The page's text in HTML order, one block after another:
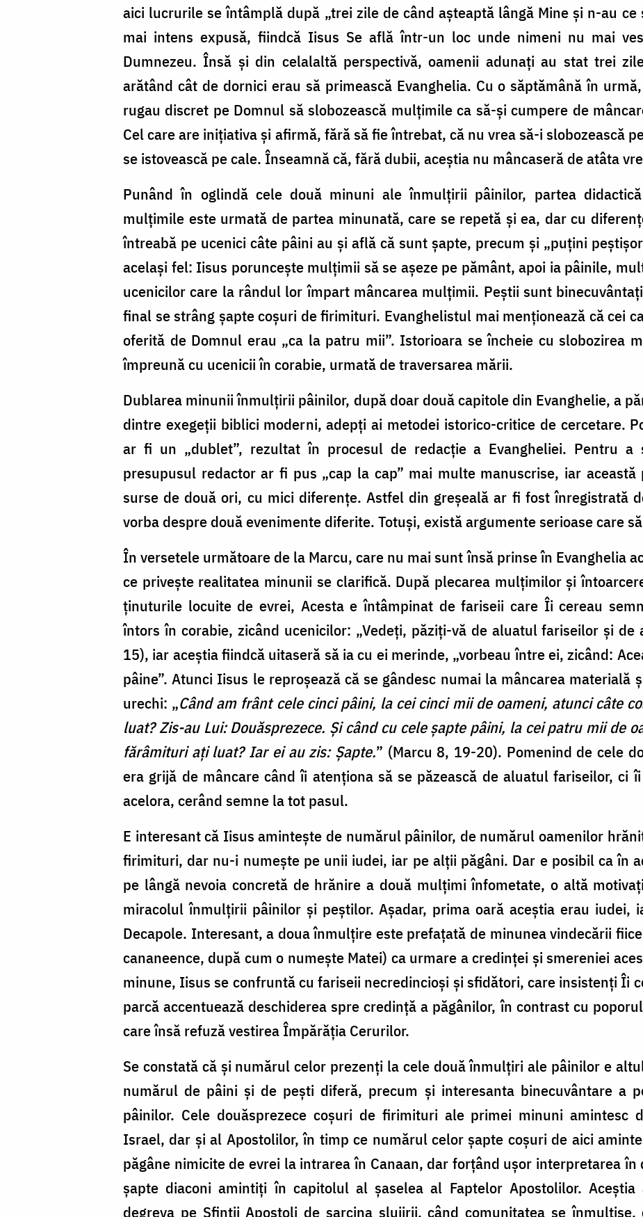
aici lucrurile se întâmplă după „trei zile de când așteaptă lângă Mine și n-au ce
mai intens expusă, fiindcă Iisus Se află într-un loc unde nimeni nu mai
Dumnezeu. Însă și din celalaltă perspectivă, oamenii adunați au stat trei
arătând cât de dornici erau să primească Evanghelia. Cu o săptămână în
rugau discret pe Domnul să slobozească mulțimile ca să-și cumpere de
Cel care are inițiativa și afirmă, fără să fie întrebat, că nu vrea să-i slobozească
se istovească pe cale. Înseamnă că, fără dubii, aceștia nu mâncaseră de atâta
Punând în oglindă cele două minuni ale înmulțirii pâinilor, partea
mulțimile este urmată de partea minunată, care se repetă și ea, dar cu
întreabă pe ucenici câte pâini au și află că sunt șapte, precum și „puțini
același fel: Iisus poruncește mulțimii să se așeze pe pământ, apoi ia pâinile,
ucenicilor care la rândul lor împart mâncarea mulțimii. Peștii sunt
final se strâng șapte coșuri de firimituri. Evanghelistul mai menționează că cei
oferită de Domnul erau „ca la patru mii”. Istorioara se încheie cu slobozirea
împreună cu ucenicii în corabie, urmată de traversarea mării.
Dublarea minunii înmulțirii pâinilor, după doar două capitole din Evanghelie, a
dintre exegeții biblici moderni, adepți ai metodei istorico-critice de cercetare.
ar fi un „dublet”, rezultat în procesul de redacție a Evangheliei. Pentru
presupusul redactor ar fi pus „cap la cap” mai multe manuscrise, iar
surse de două ori, cu mici diferențe. Astfel din greșeală ar fi fost înregistrată
vorba despre două evenimente diferite. Totuși, există argumente serioase care
În versetele următoare de la Marcu, care nu mai sunt însă prinse în Evanghelia
ce privește realitatea minunii se clarifică. După plecarea mulțimilor și
ținuturile locuite de evrei, Acesta e întâmpinat de fariseii care Îi cereau
întors în corabie, zicând ucenicilor: „Vedeţi, păziţi-vă de aluatul fariseilor şi
15), iar aceștia fiindcă uitaseră să ia cu ei merinde, „vorbeau între ei, zicând:
pâine”. Atunci Iisus le reproșează că se gândesc numai la mâncarea materială
urechi: „Când am frânt cele cinci pâini, la cei cinci mii de oameni, atunci câte
luat? Zis-au Lui: Douăsprezece. Şi când cu cele şapte pâini, la cei patru mii de
fărâmituri aţi luat? Iar ei au zis: Şapte.” (Marcu 8, 19-20). Pomenind de cele
era grijă de mâncare când îi atenționa să se păzească de aluatul fariseilor, ci
acelora, cerând semne la tot pasul.
E interesant că Iisus amintește de numărul pâinilor, de numărul oamenilor
firimituri, dar nu-i numește pe unii iudei, iar pe alții păgâni. Dar e posibil ca în
pe lângă nevoia concretă de hrănire a două mulțimi înfometate, o altă
miracolul înmulțirii pâinilor și peștilor. Așadar, prima oară aceștia erau iudei,
Decapole. Interesant, a doua înmulțire este prefațată de minunea vindecării
cananeence, după cum o numește Matei) ca urmare a credinței și smereniei
minune, Iisus se confruntă cu fariseii necredincioși și sfidători, care insistenți Îi
parcă accentuează deschiderea spre credință a păgânilor, în contrast cu
care însă refuză vestirea Împărăția Cerurilor.
Se constată că și numărul celor prezenți la cele două înmulțiri ale pâinilor e
numărul de pâini și de pești diferă, precum și interesanta binecuvântare a
pâinilor. Cele douăsprezece coșuri de firimituri ale primei minuni amintesc
Israel, dar și al Apostolilor, în timp ce numărul celor șapte coșuri de aici
păgâne nimicite de evrei la intrarea în Canaan, dar forțând ușor interpretarea în
șapte diaconi amintiți în capitolul al șaselea al Faptelor Apostolilor.
degreva pe Sfinții Apostoli de sarcina slujirii, când comunitatea se